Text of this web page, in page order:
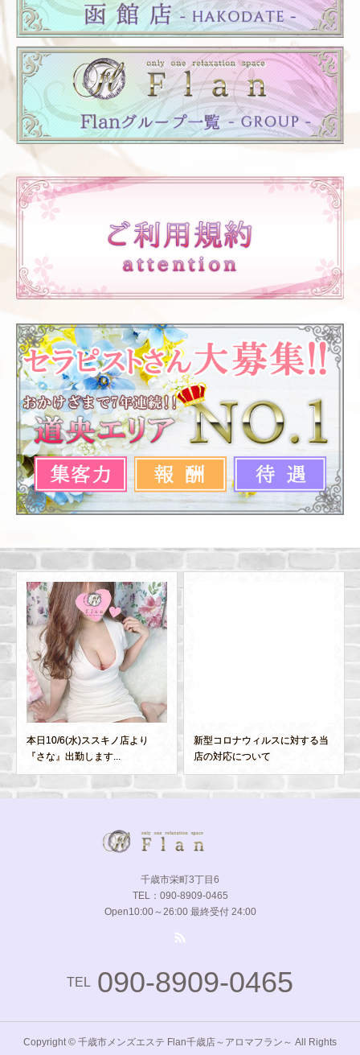
本日10/6(水)ススキノ店より
『さな』出勤します...
新型コロナウィルスに対する当
店の対応について
千歳市栄町3丁目6
TEL：090-8909-0465
Open10:00～26:00 最終受付 24:00
TEL 090-8909-0465
Copyright © 千歳市メンズエステ Flan千歳店～アロマフラン～ All Rights